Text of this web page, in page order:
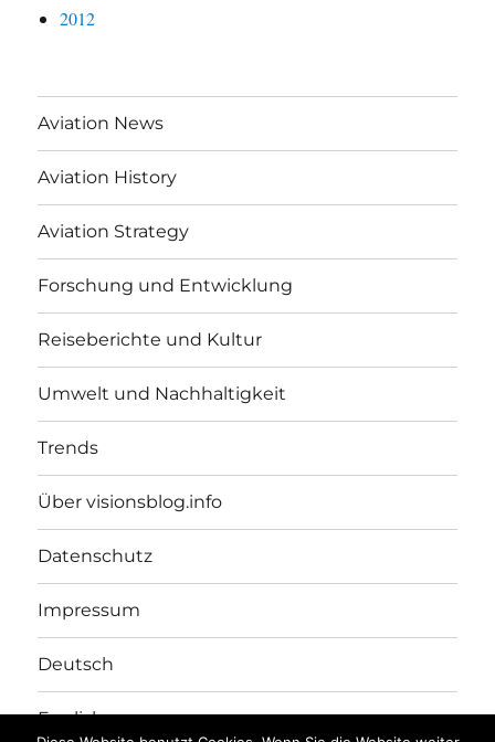
2012
Aviation News
Aviation History
Aviation Strategy
Forschung und Entwicklung
Reiseberichte und Kultur
Umwelt und Nachhaltigkeit
Trends
Über visionsblog.info
Datenschutz
Impressum
Deutsch
English